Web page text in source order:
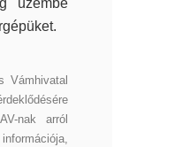
üzembe
Vámhivatal
nak arról